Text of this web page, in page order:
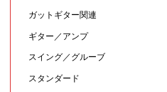
ガットギター関連
ギター／アンプ
スイング／グルーブ
スタンダード